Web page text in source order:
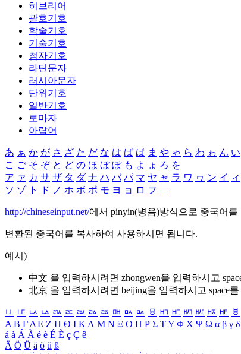
히브리어
괄호기호
학술기호
기술기호
첨자기호
라틴문자
러시아문자
단위기호
일반기호
로마자
아랍어
あ ぁ か が さ ざ た だ な は ば ぱ ま や ゃ ら わ ゎ ん い
こ ご そ ぞ と ど の ほ ぼ ぽ も よ ょ ろ を
ア ァ カ サ ザ タ ダ ナ ハ バ パ マ ヤ ャ ラ ワ ヮ ン イ ィ
ソ ゾ ト ド ノ ホ ボ ポ モ ヨ ョ ロ ヲ ―
http://chineseinput.net/에서 pinyin(병음)방식으로 중국어
변환된 중국어를 복사하여 사용하시면 됩니다.
예시)
中文 을 입력하시려면 zhongwen을 입력하시고
北京 을 입력하시려면 beijing을 입력하시고 space
ㅥ ㅦ ㅧ ㅨ ㅩ ㅪ ㅫ ㅬ ㅭ ㅮ ㅯ ㅰ ㅱ ㅲ ㅳ ㅴ ㅵ ㅶ ㅷ ㅸ
Α Β ΓΔ Ε Ζ Η Θ Ι ΚΛ Μ Ν Ξ Ο Π Ρ Σ ΤΥ Φ Χ Ψ Ω α β γ δ
á à Á À é è É È ç Ç ê
Ä Ö Ü ä ö ü ß